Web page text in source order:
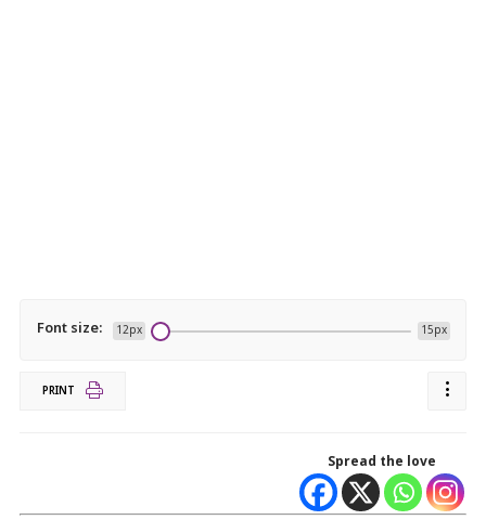
Font size: 12px 15px
PRINT
Spread the love